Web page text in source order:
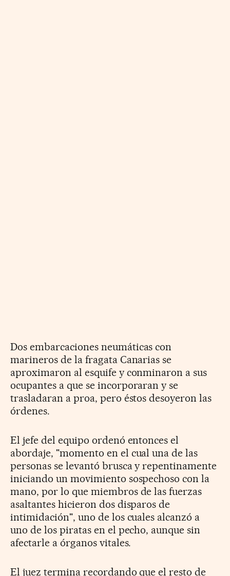
Dos embarcaciones neumáticas con
marineros de la fragata Canarias se
aproximaron al esquife y conminaron a sus
ocupantes a que se incorporaran y se
trasladaran a proa, pero éstos desoyeron las
órdenes.
El jefe del equipo ordenó entonces el
abordaje, "momento en el cual una de las
personas se levantó brusca y repentinamente
iniciando un movimiento sospechoso con la
mano, por lo que miembros de las fuerzas
asaltantes hicieron dos disparos de
intimidación", uno de los cuales alcanzó a
uno de los piratas en el pecho, aunque sin
afectarle a órganos vitales.
El juez termina recordando que el resto de